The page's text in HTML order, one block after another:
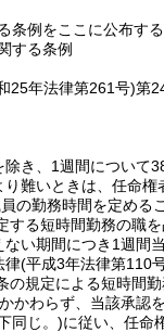
条例をここに公布する
する条例
25年法律第261号)第
き、1週間について
り難いときは、任命
の勤務時間を定める
する短時間勤務の職
い期間につき1週間
律(平成3年法律第110
の規定による短時間
かわらず、当該承認
同じ。)に従い、任命